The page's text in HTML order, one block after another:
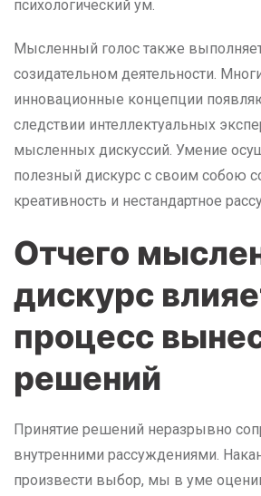
психологический ум.
Мысленный голос также
созидательном деятельности.
инновационные концепции
следствии интеллектуальных
мысленных дискуссий. Умение
полезный дискурс с своим собою
креативность и нестандартное
Отчего
дискурс
процесс
решений
Принятие решений неразрывно
внутренними рассуждениями.
произвести выбор, мы в уме